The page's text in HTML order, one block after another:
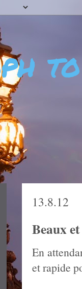
-
ART
13.8.12
Beaux
En
et rapide